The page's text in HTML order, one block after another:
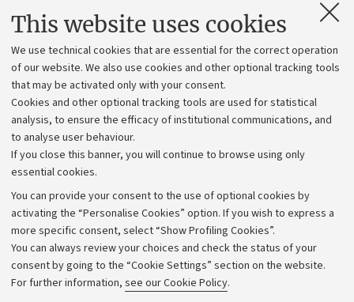
This website uses cookies
We use technical cookies that are essential for the correct operation
of our website. We also use cookies and other optional tracking tools
that may be activated only with your consent.
Cookies and other optional tracking tools are used for statistical
analysis, to ensure the efficacy of institutional communications, and
to analyse user behaviour.
If you close this banner, you will continue to browse using only
essential cookies.
You can provide your consent to the use of optional cookies by
activating the “Personalise Cookies” option. If you wish to express a
more specific consent, select “Show Profiling Cookies”.
You can always review your choices and check the status of your
consent by going to the “Cookie Settings” section on the website.
For further information, see our Cookie Policy.
Contacts and certified e-mail (PEC)
Administrative divisions
Work with us
Alumni community
Strategic plan
University budgets
Calls and competitions
Transparent administration
Appeals lodged
Merchandising - UniboStore
Website and accessibility information